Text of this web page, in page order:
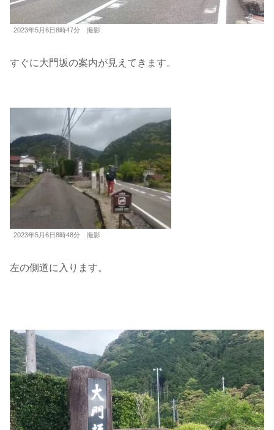
2023年5月6日8時47分 撮影
すぐに大門坂の案内が見えてきます。
2023年5月6日8時48分 撮影
左の側道に入ります。